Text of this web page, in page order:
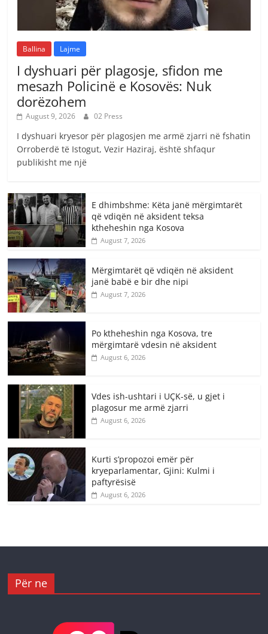
Ballina Lajme
I dyshuari për plagosje, sfidon me
mesazh Policinë e Kosovës: Nuk
dorëzohem
August 9, 2026 02 Press
I dyshuari kryesor për plagosjen me armë zjarri në fshatin
Orroberdë të Istogut, Vezir Haziraj, është shfaqur
publikisht me një
E dhimbshme: Këta janë mërgimtarët
që vdiqën në aksident teksa
ktheheshin nga Kosova
August 7, 2026
Mërgimtarët që vdiqën në aksident
janë babë e bir dhe nipi
August 7, 2026
Po ktheheshin nga Kosova, tre
mërgimtarë vdesin në aksident
August 6, 2026
Vdes ish-ushtari i UÇK-së, u gjet i
plagosur me armë zjarri
August 6, 2026
Kurti s’propozoi emër për
kryeparlamentar, Gjini: Kulmi i
paftyrësisë
August 6, 2026
Për ne